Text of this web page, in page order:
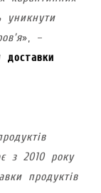
», –
доставки
з 2010 року
продуктів